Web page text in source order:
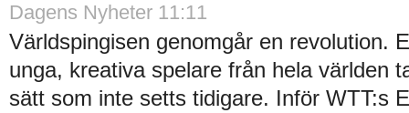
Dagens Nyheter 11:11
Världspingisen genomgår en revolution.
unga, kreativa spelare från hela världen
sätt som inte setts tidigare. Inför WTT:s